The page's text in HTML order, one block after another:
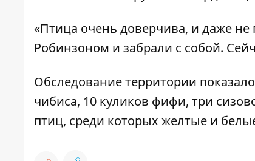
«Птица очень доверчива, и даже не
Робинзоном и забрали с собой.
Обследование территории
чибиса, 10 куликов фифи, три
птиц, среди которых желтые и